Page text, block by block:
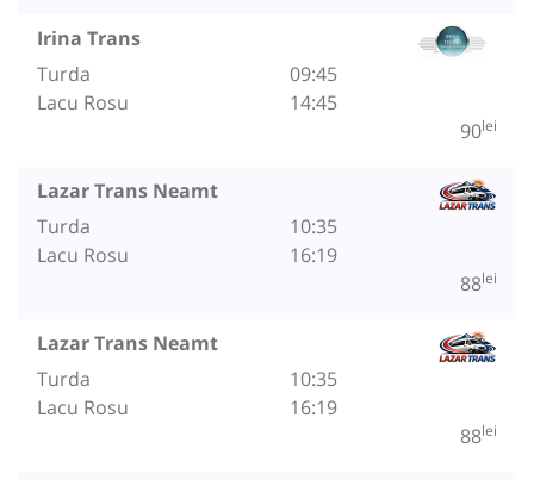
Irina Trans
Turda
Lacu Rosu
09:45
14:45
90lei
Lazar Trans Neamt
Turda
Lacu Rosu
10:35
16:19
88lei
Lazar Trans Neamt
Turda
Lacu Rosu
10:35
16:19
88lei